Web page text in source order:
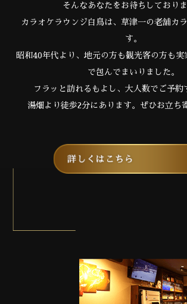
そんなあなたをお待ちしておりま
カラオケラウンジ白鳥は、草津一の老舗カ
す。
昭和40年代より、地元の方も観光客の方も
で包んでまいりました。
フラッと訪れるもよし、大人数でご予約
湯畑より徒歩2分にあります。ぜひお立ち